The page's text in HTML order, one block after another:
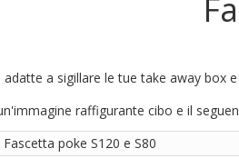
a sigillare le tue take away box
Fascetta poke S120 e S80